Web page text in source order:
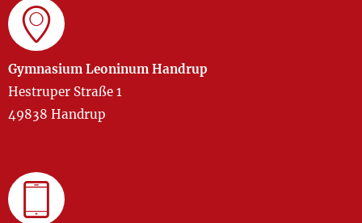
Gymnasium Leoninum Handrup
Hestruper Straße 1
49838 Handrup